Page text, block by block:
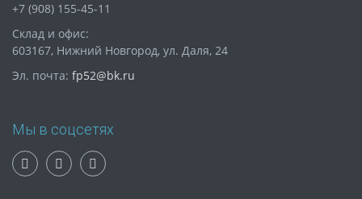
+7 (908) 155-45-11
Склад и офис:
603167, Нижний Новгород, ул. Даля, 24
Эл. почта: fp52@bk.ru
Мы в соцсетях